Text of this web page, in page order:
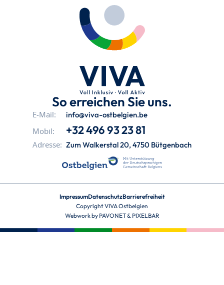
So erreichen Sie uns.
E-Mail: info@viva-ostbelgien.be
Mobil: +32 496 93 23 81
Adresse: Zum Walkerstal 20, 4750 Bütgenbach
ImpressumDatenschutzBarrierefreiheit
Copyright VIVA Ostbelgien
Webwork by PAVONET& PIXELBAR